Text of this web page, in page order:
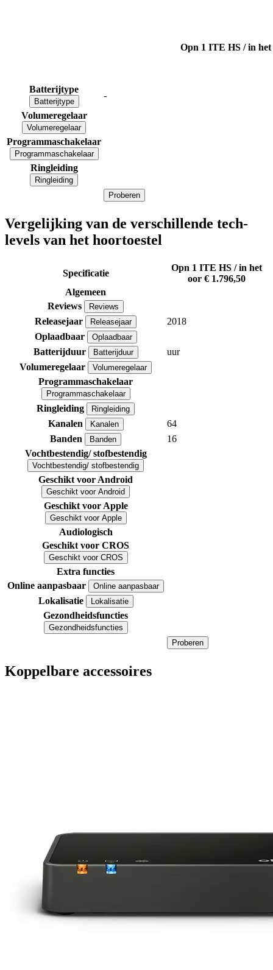
Opn 1 ITE HS / in
Batterijtype
Batterijtype
-
Volumeregelaar
Volumeregelaar
Programmaschakelaar
Programmaschakelaar
Ringleiding
Ringleiding
Proberen
Vergelijking van de verschillende tech-
levels van het hoortoestel
Specificatie
Opn 1 ITE HS / in het
oor € 1.796,50
Algemeen
Reviews
Reviews
Releasejaar Releasejaar
2018
Oplaadbaar
Oplaadbaar
Batterijduur Batterijduur
uur
Volumeregelaar
Volumeregelaar
Programmaschakelaar
Programmaschakelaar
Ringleiding Ringleiding
Kanalen Kanalen
64
Banden
Banden
16
Vochtbestendig/ stofbestendig
Vochtbestendig/ stofbestendig
Geschikt voor Android
Geschikt voor Android
Geschikt voor Apple
Geschikt voor Apple
Audiologisch
Geschikt voor CROS
Geschikt voor CROS
Extra functies
Online aanpasbaar
Online aanpasbaar
Lokalisatie Lokalisatie
Gezondheidsfuncties
Gezondheidsfuncties
Proberen
Koppelbare accessoires